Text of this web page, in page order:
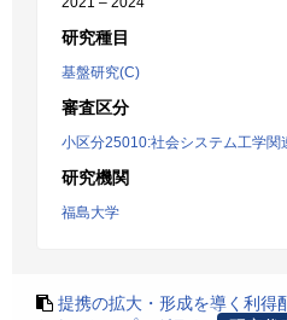
研究種目
基盤研究(C)
審査区分
小区分25010:社会システム工学関
研究機関
福島大学
提携の拡大・形成を導く利得